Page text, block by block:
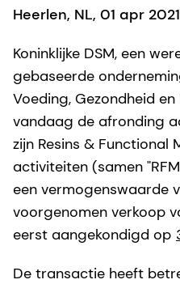
Heerlen, NL, 01 apr 2021
Koninklijke DSM, een
gebaseerde
Voeding, Gezondheid
vandaag de afronding
zijn Resins & Functional
activiteiten (samen
een vermogenswaarde
voorgenomen verkoop
eerst aangekondigd op
De transactie heeft